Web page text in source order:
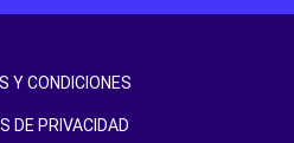
Y CONDICIONES
DE PRIVACIDAD